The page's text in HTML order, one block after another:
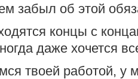
забыл об этой
концы с
даже хочется
твоей работой, у